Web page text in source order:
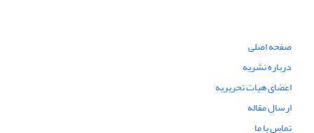
صفحه اصلی
درباره نشریه
اعضای هیات تحریریه
ارسال مقاله
تماس با ما